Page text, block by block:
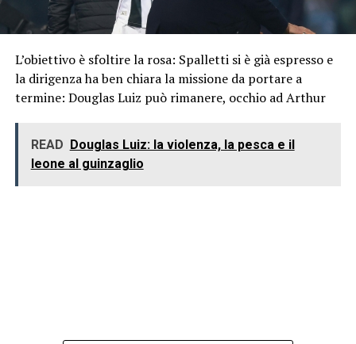
L’obiettivo è sfoltire la rosa: Spalletti si è già espresso e
la dirigenza ha ben chiara la missione da portare a
termine: Douglas Luiz può rimanere, occhio ad Arthur
READ Douglas Luiz: la violenza, la pesca e il
leone al guinzaglio